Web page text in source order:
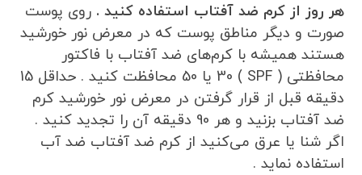
هر روز از کرم ضد آفتاب استفاده کنید . روی پوست
صورت و دیگر مناطق پوست که در معرض نور خورشید
هستند همیشه با کرم‌های ضد آفتاب با فاکتور
محافظتی ( SPF ) 30 یا 50 محافظت کنید . حداقل 15
دقیقه قبل از قرار گرفتن در معرض نور خورشید کرم
ضد آفتاب بزنید و هر 90 دقیقه آن را تجدید کنید .
اگر شنا یا عرق می‌کنید از کرم ضد آفتاب ضد آب
استفاده نماید .